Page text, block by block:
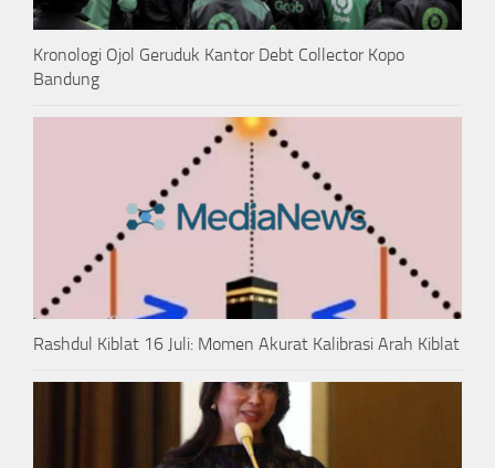
Kronologi Ojol Geruduk Kantor Debt Collector Kopo
Bandung
Rashdul Kiblat 16 Juli: Momen Akurat Kalibrasi Arah Kiblat